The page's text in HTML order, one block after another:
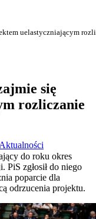
uelastyczniającym
się
rozliczanie
Aktualności
do roku okres
PiS zgłosił do niego
poparcie dla
odrzucenia projektu.